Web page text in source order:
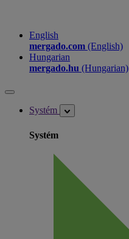
English
mergado.com (English)
Hungarian
mergado.hu (Hungarian)
Systém
Systém